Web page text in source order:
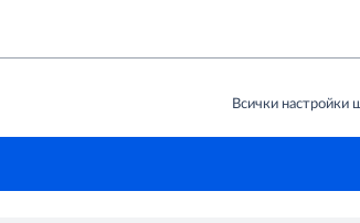
Всички настройки